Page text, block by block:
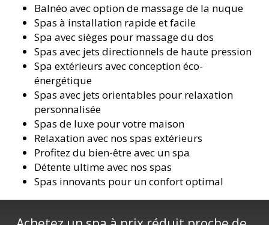
Balnéo avec option de massage de la nuque
Spas à installation rapide et facile
Spa avec sièges pour massage du dos
Spas avec jets directionnels de haute pression
Spa extérieurs avec conception éco-
énergétique
Spas avec jets orientables pour relaxation
personnalisée
Spas de luxe pour votre maison
Relaxation avec nos spas extérieurs
Profitez du bien-être avec un spa
Détente ultime avec nos spas
Spas innovants pour un confort optimal